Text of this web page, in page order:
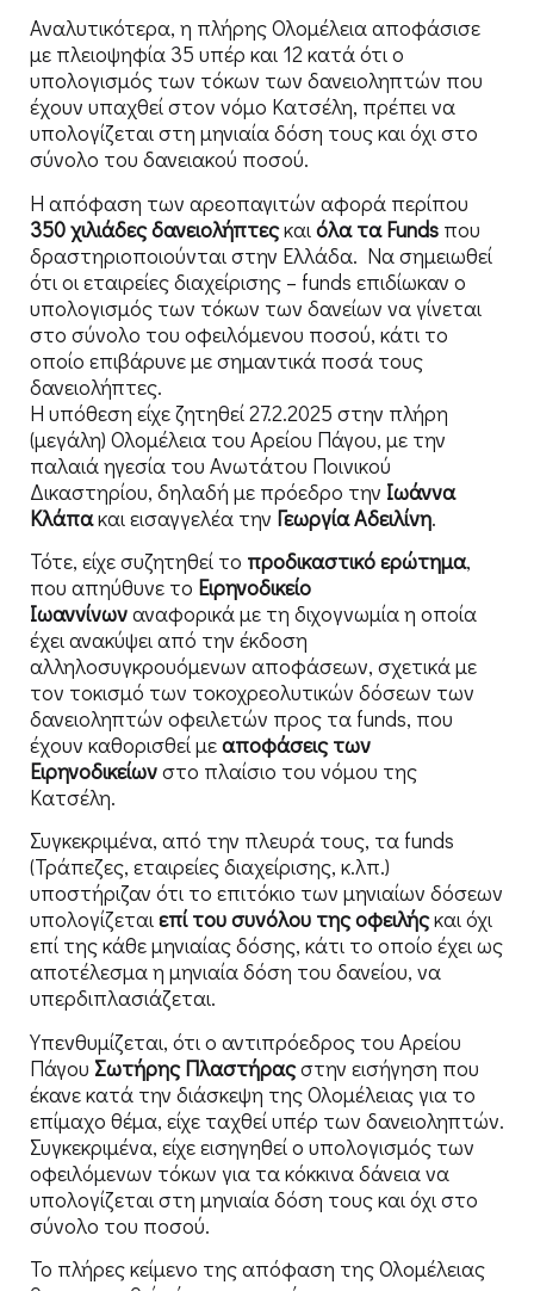
Αναλυτικότερα, η πλήρης Ολομέλεια αποφάσισε
με πλειοψηφία 35 υπέρ και 12 κατά ότι ο
υπολογισμός των τόκων των δανειοληπτών που
έχουν υπαχθεί στον νόμο Κατσέλη, πρέπει να
υπολογίζεται στη μηνιαία δόση τους και όχι στο
σύνολο του δανειακού ποσού.
Η απόφαση των αρεοπαγιτών αφορά περίπου
350 χιλιάδες δανειολήπτεςκαιόλα τα Funds που
δραστηριοποιούνται στην Ελλάδα. Να σημειωθεί
ότι οι εταιρείες διαχείρισης – funds επιδίωκαν ο
υπολογισμός των τόκων των δανείων να γίνεται
στο σύνολο του οφειλόμενου ποσού, κάτι το
οποίο επιβάρυνε με σημαντικά ποσά τους
δανειολήπτες.
Η υπόθεση είχε ζητηθεί 27.2.2025 στην πλήρη
(μεγάλη) Ολομέλεια του Αρείου Πάγου, με την
παλαιά ηγεσία του Ανωτάτου Ποινικού
Δικαστηρίου, δηλαδή με πρόεδρο την Ιωάννα
Κλάπακαι εισαγγελέα την Γεωργία Αδειλίνη.
Τότε, είχε συζητηθεί το προδικαστικό ερώτημα,
που απηύθυνε το Ειρηνοδικείο
Ιωαννίνωναναφορικά με τη διχογνωμία η οποία
έχει ανακύψει από την έκδοση
αλληλοσυγκρουόμενων αποφάσεων, σχετικά με
τον τοκισμό των τοκοχρεολυτικών δόσεων των
δανειοληπτών οφειλετών προς τα funds, που
έχουν καθορισθεί μεαποφάσεις των
Ειρηνοδικείωνστο πλαίσιο του νόμου της
Κατσέλη.
Συγκεκριμένα, από την πλευρά τους, τα funds
(Τράπεζες, εταιρείες διαχείρισης, κ.λπ.)
υποστήριζαν ότι το επιτόκιο των μηνιαίων δόσεων
υπολογίζεταιεπί του συνόλου της οφειλήςκαι όχι
επί της κάθε μηνιαίας δόσης, κάτι το οποίο έχει ως
αποτέλεσμα η μηνιαία δόση του δανείου, να
υπερδιπλασιάζεται.
Υπενθυμίζεται, ότι ο αντιπρόεδρος του Αρείου
Πάγου Σωτήρης Πλαστήραςστην εισήγηση που
έκανε κατά την διάσκεψη της Ολομέλειας για το
επίμαχο θέμα, είχε ταχθεί υπέρ των δανειοληπτών.
Συγκεκριμένα, είχε εισηγηθεί ο υπολογισμός των
οφειλόμενων τόκων για τα κόκκινα δάνεια να
υπολογίζεται στη μηνιαία δόση τους και όχι στο
σύνολο του ποσού.
Το πλήρες κείμενο της απόφαση της Ολομέλειας